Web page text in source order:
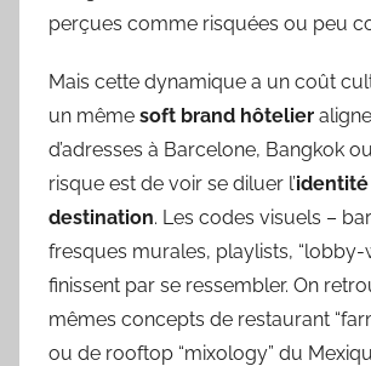
perçues comme risquées ou peu
Mais cette dynamique a un coût
un même soft brand hôtelier
d’adresses à Barcelone, Bangkok
risque est de voir se diluer l’
destination. Les codes visuels –
fresques murales, playlists, “lobby-
finissent par se ressembler. On
mêmes concepts de restaurant
ou de rooftop “mixology” du